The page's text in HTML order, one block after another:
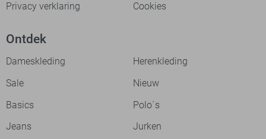
Privacy verklaring
Cookies
Ontdek
Dameskleding
Herenkleding
Sale
Nieuw
Basics
Polo`s
Jeans
Jurken